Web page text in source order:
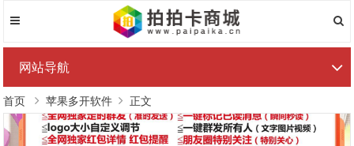
网站导航
首页 苹果多开软件 正文